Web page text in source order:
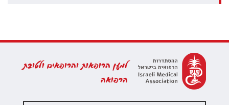
למען הרופאות והרופאים ולטובת
הרפואה